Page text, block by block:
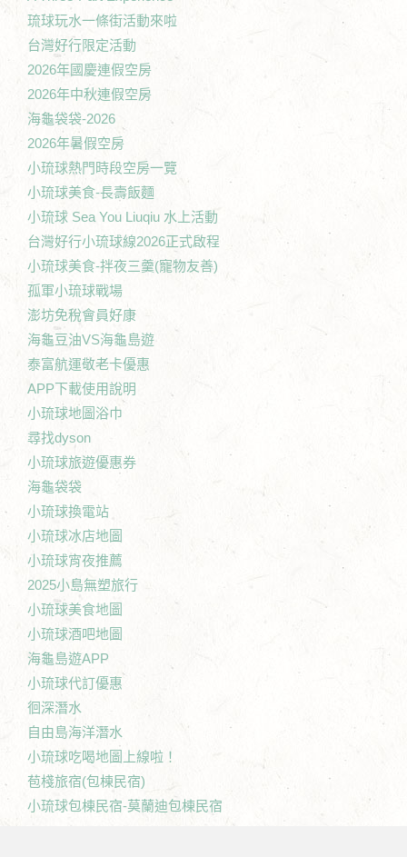
琉球玩水一條街活動來啦
台灣好行限定活動
2026年國慶連假空房
2026年中秋連假空房
海龜袋袋-2026
2026年暑假空房
小琉球熱門時段空房一覽
小琉球美食-長壽飯麵
小琉球 Sea You Liuqiu 水上活動
台灣好行小琉球線2026正式啟程
小琉球美食-拌夜三羹(寵物友善)
孤軍小琉球戰場
澎坊免稅會員好康
海龜豆油VS海龜島遊
泰富航運敬老卡優惠
APP下載使用說明
小琉球地圖浴巾
尋找dyson
小琉球旅遊優惠券
海龜袋袋
小琉球換電站
小琉球冰店地圖
小琉球宵夜推薦
2025小島無塑旅行
小琉球美食地圖
小琉球酒吧地圖
海龜島遊APP
小琉球代訂優惠
徊深潛水
自由島海洋潛水
小琉球吃喝地圖上線啦！
苞棧旅宿(包棟民宿)
小琉球包棟民宿-莫蘭迪包棟民宿